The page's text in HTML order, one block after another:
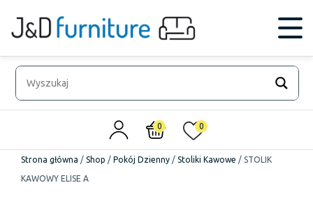
0 0
Strona główna / Shop / Pokój Dzienny / Stoliki Kawowe / STOLIK
KAWOWY ELISE A